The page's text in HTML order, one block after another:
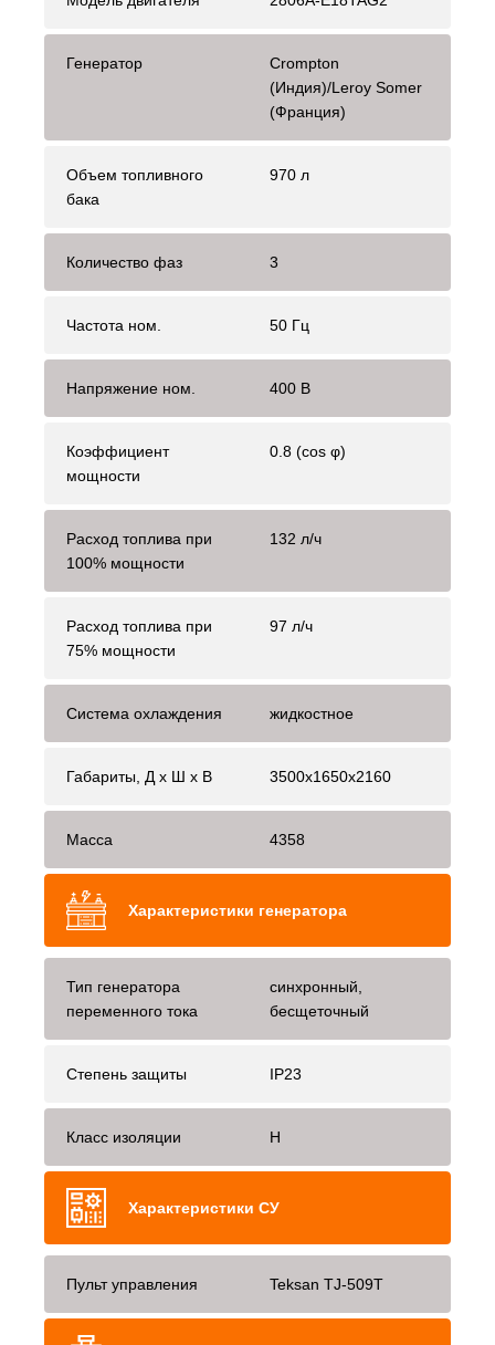
Генератор
Crompton
(Индия)/Leroy Somer
(Франция)
Объем топливного
бака
970 л
Количество фаз 3
Частота ном. 50 Гц
Напряжение ном. 400 В
Коэффициент
мощности
0.8 (cos φ)
Расход топлива при
100% мощности
132 л/ч
Расход топлива при
75% мощности
97 л/ч
Система охлаждения жидкостное
Габариты, Д x Ш x В 3500x1650x2160
Масса 4358
Характеристики генератора
Тип генератора
переменного тока
синхронный,
бесщеточный
Степень защиты IP23
Класс изоляции H
Характеристики СУ
Пульт управления Teksan TJ-509T